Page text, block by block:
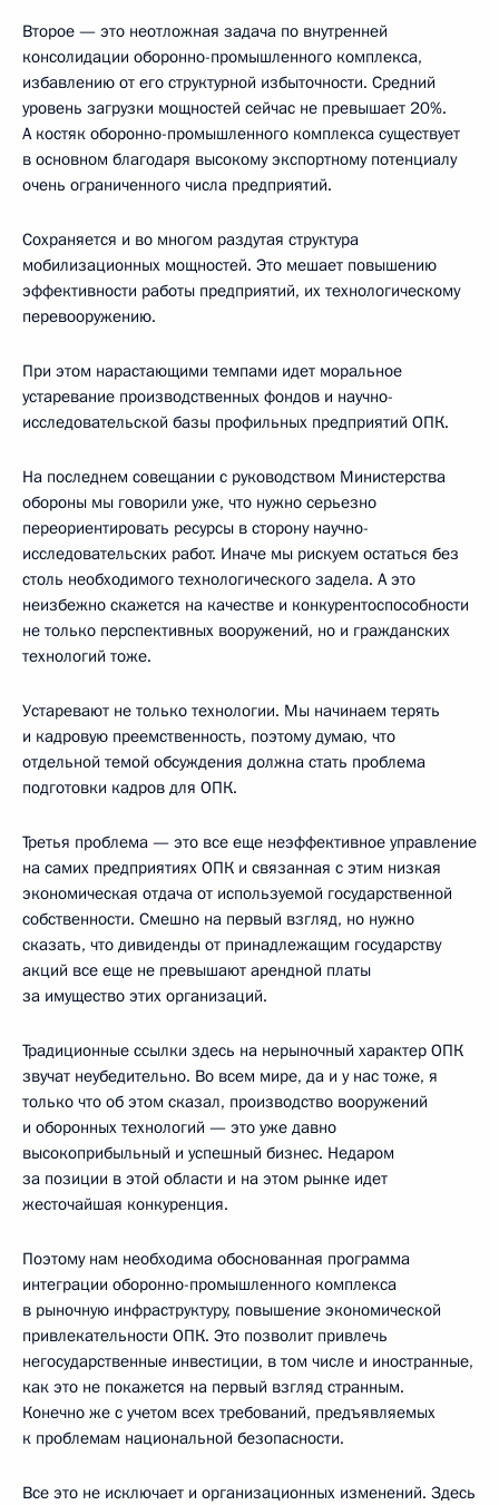
Второе — это неотложная задача по внутренней
консолидации оборонно-промышленного комплекса,
избавлению от его структурной избыточности. Средний
уровень загрузки мощностей сейчас не превышает 20%.
А костяк оборонно-промышленного комплекса существует
в основном благодаря высокому экспортному потенциалу
очень ограниченного числа предприятий.
Сохраняется и во многом раздутая структура
мобилизационных мощностей. Это мешает повышению
эффективности работы предприятий, их технологическому
перевооружению.
При этом нарастающими темпами идет моральное
устаревание производственных фондов и научно-
исследовательской базы профильных предприятий ОПК.
На последнем совещании с руководством Министерства
обороны мы говорили уже, что нужно серьезно
переориентировать ресурсы в сторону научно-
исследовательских работ. Иначе мы рискуем остаться без
столь необходимого технологического задела. А это
неизбежно скажется на качестве и конкурентоспособности
не только перспективных вооружений, но и гражданских
технологий тоже.
Устаревают не только технологии. Мы начинаем терять
и кадровую преемственность, поэтому думаю, что
отдельной темой обсуждения должна стать проблема
подготовки кадров для ОПК.
Третья проблема — это все еще неэффективное управление
на самих предприятиях ОПК и связанная с этим низкая
экономическая отдача от используемой государственной
собственности. Смешно на первый взгляд, но нужно
сказать, что дивиденды от принадлежащим государству
акций все еще не превышают арендной платы
за имущество этих организаций.
Традиционные ссылки здесь на нерыночный характер ОПК
звучат неубедительно. Во всем мире, да и у нас тоже, я
только что об этом сказал, производство вооружений
и оборонных технологий — это уже давно
высокоприбыльный и успешный бизнес. Недаром
за позиции в этой области и на этом рынке идет
жесточайшая конкуренция.
Поэтому нам необходима обоснованная программа
интеграции оборонно-промышленного комплекса
в рыночную инфраструктуру, повышение экономической
привлекательности ОПК. Это позволит привлечь
негосударственные инвестиции, в том числе и иностранные,
как это не покажется на первый взгляд странным.
Конечно же с учетом всех требований, предъявляемых
к проблемам национальной безопасности.
Все это не исключает и организационных изменений. Здесь